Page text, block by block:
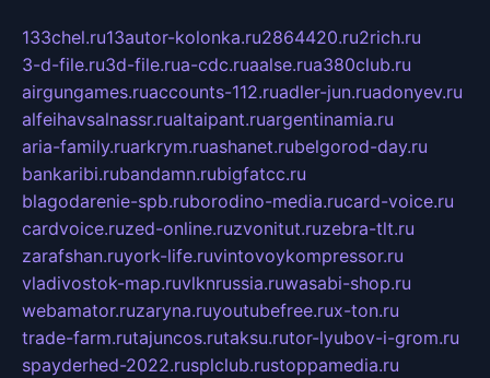
133chel.ru13autor-kolonka.ru2864420.ru2rich.ru
3-d-file.ru3d-file.rua-cdc.ruaalse.rua380club.ru
airgungames.ruaccounts-112.ruadler-jun.ruadonyev.ru
alfeihavsalnassr.rualtaipant.ruargentinamia.ru
aria-family.ruarkrym.ruashanet.rubelgorod-day.ru
bankaribi.rubandamn.rubigfatcc.ru
blagodarenie-spb.ruborodino-media.rucard-voice.ru
cardvoice.ruzed-online.ruzvonitut.ruzebra-tlt.ru
zarafshan.ruyork-life.ruvintovoykompressor.ru
vladivostok-map.ruvlknrussia.ruwasabi-shop.ru
webamator.ruzaryna.ruyoutubefree.rux-ton.ru
trade-farm.rutajuncos.rutaksu.rutor-lyubov-i-grom.ru
spayderhed-2022.rusplclub.rustoppamedia.ru